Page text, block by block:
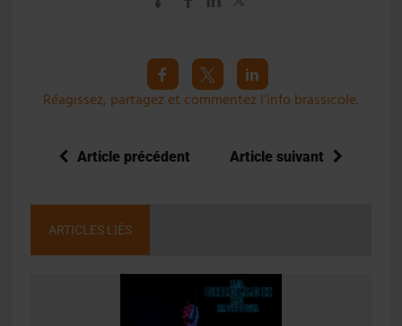
Réagissez, partagez et commentez l’info brassicole.
Article précédent Article suivant
ARTICLES LIÉS